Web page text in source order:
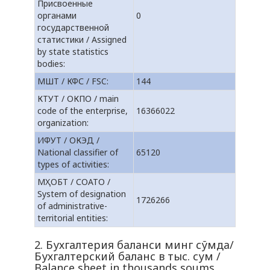
Присвоенные
органами
государственной
статистики / Assigned
by state statistics
bodies:
0
МШТ / КФС / FSC:
144
КТУТ / ОКПО / main
code of the enterprise,
organization:
16366022
ИФУТ / ОКЭД /
National classifier of
types of activities:
65120
МҲОБТ / СОАТО /
System of designation
of administrative-
territorial entities:
1726266
2. Бухгалтерия баланси минг сўмда/
Бухгалтерский баланс в тыс. сум /